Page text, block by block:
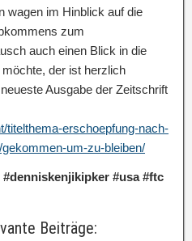
wagen im Hinblick auf die
zum
auch einen Blick in die
der ist herzlich
Ausgabe der Zeitschrift
titelthema-erschoepfung-nach-
um-zu-bleiben/
#usa #ftc
Beiträge: